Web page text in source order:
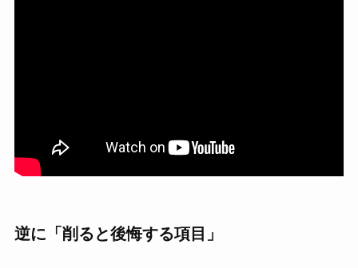
逆に「削ると後悔する項目」